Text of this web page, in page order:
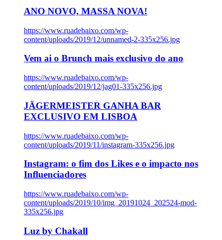
ANO NOVO, MASSA NOVA!
https://www.ruadebaixo.com/wp-
content/uploads/2019/12/unnamed-2-335x256.jpg
Vem ai o Brunch mais exclusivo do ano
https://www.ruadebaixo.com/wp-
content/uploads/2019/12/jag01-335x256.jpg
JÄGERMEISTER GANHA BAR
EXCLUSIVO EM LISBOA
https://www.ruadebaixo.com/wp-
content/uploads/2019/11/instagram-335x256.jpg
Instagram: o fim dos Likes e o impacto nos
Influenciadores
https://www.ruadebaixo.com/wp-
content/uploads/2019/10/img_20191024_202524-mod-
335x256.jpg
Luz by Chakall